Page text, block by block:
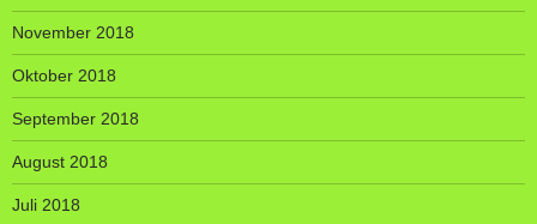
November 2018
Oktober 2018
September 2018
August 2018
Juli 2018